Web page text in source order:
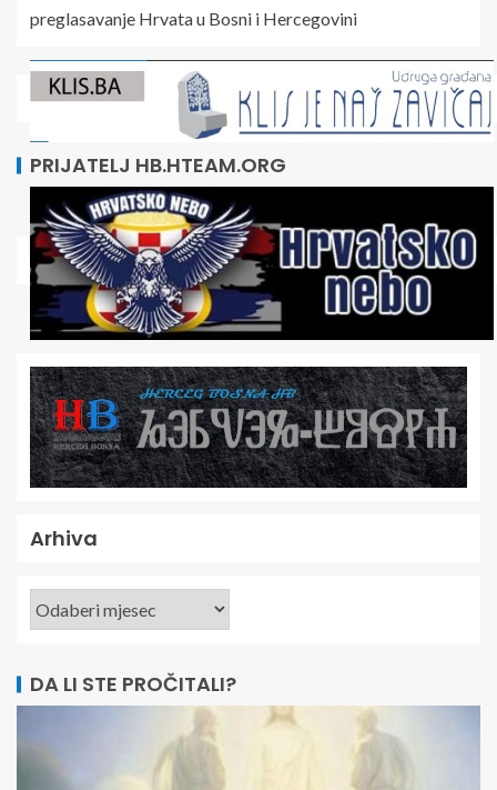
preglasavanje Hrvata u Bosni i Hercegovini
PRIJATELJ HB.HTEAM.ORG
Arhiva
DA LI STE PROČITALI?